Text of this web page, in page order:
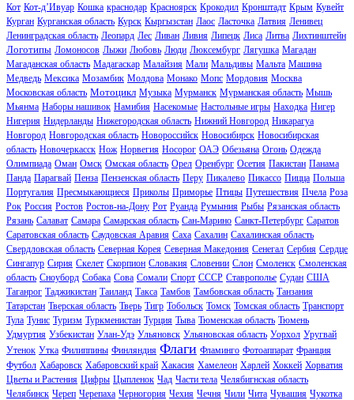
Кот Кот-д’Ивуар Кошка краснодар Красноярск Крокодил Кронштадт Крым Кувейт
Курган Курганская область Курск Кыргызстан Лаос Ласточка Латвия Ленивец
Ленинградская область Леопард Лес Ливан Ливия Липецк Лиса Литва Лихтинштейн
Логотипы Ломоносов Лыжи Любовь Люди Люксембург Лягушка Магадан
Магаданская область Мадагаскар Малайзия Мали Мальдивы Мальта Машина
Медведь Мексика Мозамбик Молдова Монако Мопс Мордовия Москва
Московская область Мотоцикл Музыка Мурманск Мурманская область Мышь
Мьянма Наборы нашивок Намибия Насекомые Настольные игры Находка Нигер
Нигерия Нидерланды Нижегородская область Нижний Новгород Никарагуа
Новгород Новгородская область Новороссийск Новосибирск Новосибирская
область Новочеркасск Нож Норвегия Носорог ОАЭ Обезьяна Огонь Одежда
Олимпиада Оман Омск Омская область Орел Оренбург Осетия Пакистан Панама
Панда Парагвай Пенза Пензенская область Перу Пикалево Пикассо Пицца Польша
Португалия Пресмыкающиеся Приколы Приморье Птицы Путешествия Пчела Роза
Рок Россия Ростов Ростов-на-Дону Рот Руанда Румыния Рыбы Рязанская область
Рязань Салават Самара Самарская область Сан-Марино Санкт-Петербург Саратов
Саратовская область Саудовская Аравия Саха Сахалин Сахалинская область
Свердловская область Северная Корея Северная Македония Сенегал Сербия Сердце
Сингапур Сирия Скелет Скорпион Словакия Словении Слон Смоленск Смоленская
область Сноуборд Собака Сова Сомали Спорт СССР Ставрополье Судан США
Таганрог Таджикистан Таиланд Такса Тамбов Тамбовская область Танзания
Татарстан Тверская область Тверь Тигр Тобольск Томск Томская область Транспорт
Тула Тунис Туризм Туркменистан Турция Тыва Тюменская область Тюмень
Удмуртия Узбекистан Улан-Удэ Ульяновск Ульяновская область Уорхол Уругвай
Утенок Утка Филиппины Финляндия Флаги Фламинго Фотоаппарат Франция
Футбол Хабаровск Хабаровский край Хакасия Хамелеон Харлей Хоккей Хорватия
Цветы и Растения Цифры Цыпленок Чад Части тела Челябигнская область
Челябинск Череп Черепаха Черногория Чехия Чечня Чили Чита Чувашия Чукотка